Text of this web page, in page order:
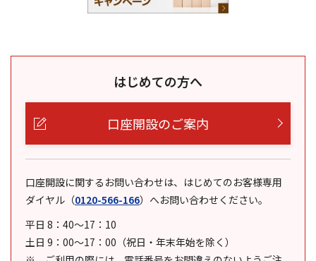
はじめての方へ
口座開設のご案内
口座開設に関するお問い合わせは、はじめてのお客様専用
ダイヤル （0120-566-166） へお問い合わせください。
平日 8：40～17：10
土日 9：00～17：00（祝日・年末年始を除く）